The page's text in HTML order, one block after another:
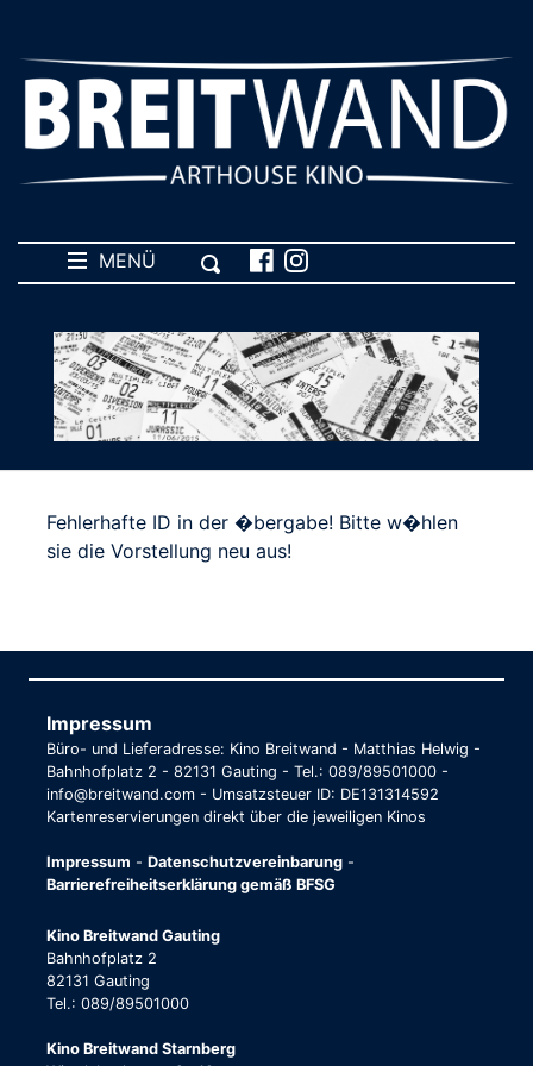
MENÜ
Fehlerhafte ID in der �bergabe! Bitte w�hlen
sie die Vorstellung neu aus!
Impressum
Büro- und Lieferadresse: Kino Breitwand - Matthias Helwig -
Bahnhofplatz 2 - 82131 Gauting - Tel.: 089/89501000 -
info@breitwand.com - Umsatzsteuer ID: DE131314592
Kartenreservierungen direkt über die jeweiligen Kinos
Impressum - Datenschutzvereinbarung -
Barrierefreiheitserklärung gemäß BFSG
Kino Breitwand Gauting
Bahnhofplatz 2
82131 Gauting
Tel.: 089/89501000
Kino Breitwand Starnberg